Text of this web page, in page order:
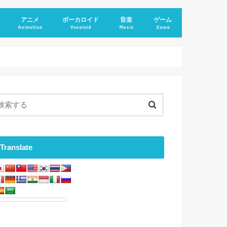
アニメ
Animation
ボーカロイド
Vocaloid
音楽
Music
ゲーム
Game
Translate